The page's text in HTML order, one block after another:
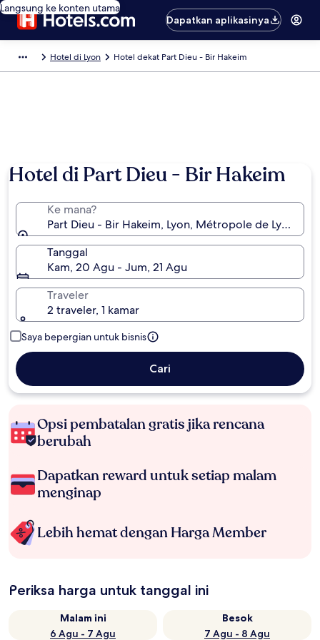
Langsung ke konten utama
Dapatkan aplikasinya
Hotel di Lyon Hotel dekat Part Dieu - Bir Hakeim
Hotel di Part Dieu - Bir Hakeim
Ke mana?
Part Dieu - Bir Hakeim, Lyon, Métropole de Lyon,
Tanggal
Kam, 20 Agu - Jum, 21 Agu
Traveler
2 traveler, 1 kamar
Saya bepergian untuk bisnis
Cari
Opsi pembatalan gratis jika rencana
berubah
Dapatkan reward untuk setiap malam
menginap
Lebih hemat dengan Harga Member
Periksa harga untuk tanggal ini
Malam ini
6 Agu - 7 Agu
Besok
7 Agu - 8 Agu